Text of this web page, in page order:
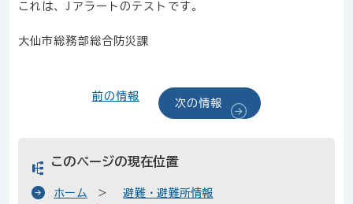
これは、Jアラートのテストです。
大仙市総務部総合防災課
前の情報
次の情報
このページの現在位置
ホーム
避難・避難所情報